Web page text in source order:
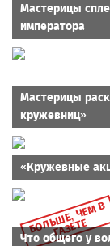
Мастерицы
императора
Мастерицы
кружевниц»
«Кружевные
Б
О
Л
Ь
Ш
Е,
Ч
Е
М
В
Г
А
З
Е
Т
Е
Что общего у